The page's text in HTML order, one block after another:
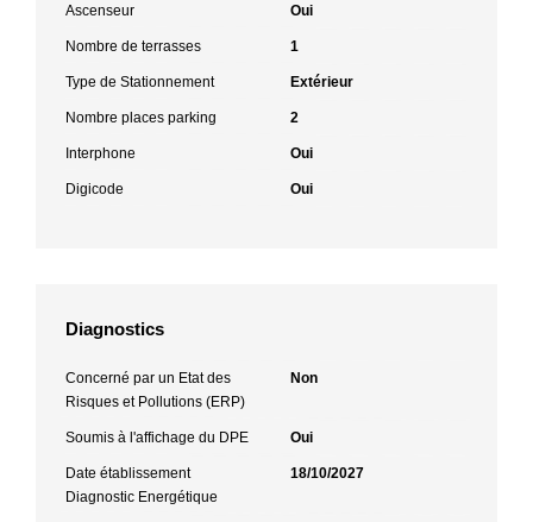
Ascenseur Oui
Nombre de terrasses 1
Type de Stationnement Extérieur
Nombre places parking 2
Interphone Oui
Digicode Oui
Diagnostics
Concerné par un Etat des
Risques et Pollutions (ERP)
Non
Soumis à l'affichage du DPE Oui
Date établissement
Diagnostic Energétique
18/10/2027